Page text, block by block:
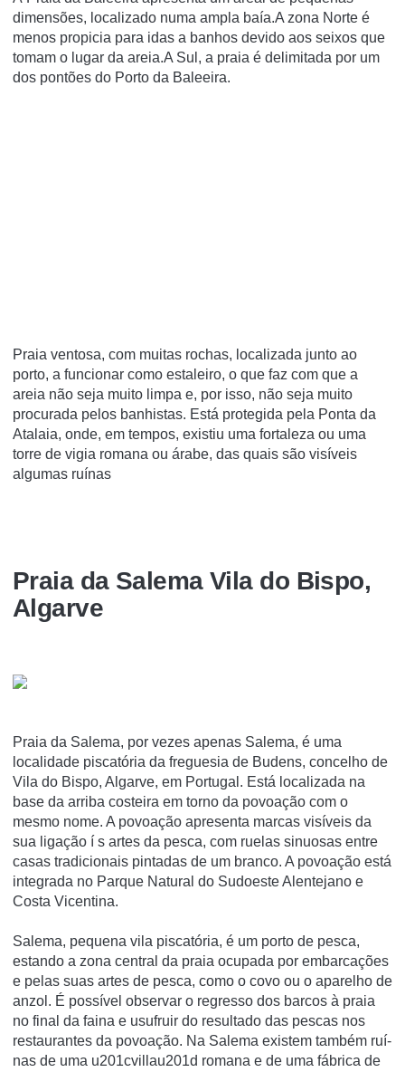
dimensões, localizado numa ampla baía.A zona Norte é
menos propicia para idas a banhos devido aos seixos que
tomam o lugar da areia.A Sul, a praia é delimitada por um
dos pontões do Porto da Baleeira.
Praia ventosa, com muitas rochas, localizada junto ao
porto, a funcionar como estaleiro, o que faz com que a
areia não seja muito limpa e, por isso, não seja muito
procurada pelos banhistas. Está protegida pela Ponta da
Atalaia, onde, em tempos, existiu uma fortaleza ou uma
torre de vigia romana ou árabe, das quais são visíveis
algumas ruínas
Praia da Salema Vila do Bispo,
Algarve
Praia da Salema, por vezes apenas Salema, é uma
localidade piscatória da freguesia de Budens, concelho de
Vila do Bispo, Algarve, em Portugal. Está localizada na
base da arriba costeira em torno da povoação com o
mesmo nome. A povoação apresenta marcas visí­veis da
sua ligação í s artes da pesca, com ruelas sinuosas entre
casas tradicionais pintadas de um branco. A povoação está
integrada no Parque Natural do Sudoeste Alentejano e
Costa Vicentina.
Salema, pequena vila piscatória, é um porto de pesca,
estando a zona central da praia ocupada por embarcações
e pelas suas artes de pesca, como o covo ou o aparelho de
anzol. É possí­vel observar o regresso dos barcos à praia
no final da faina e usufruir do resultado das pescas nos
restaurantes da povoação. Na Salema existem também ruí­
nas de uma u201cvillau201d romana e de uma fábrica de